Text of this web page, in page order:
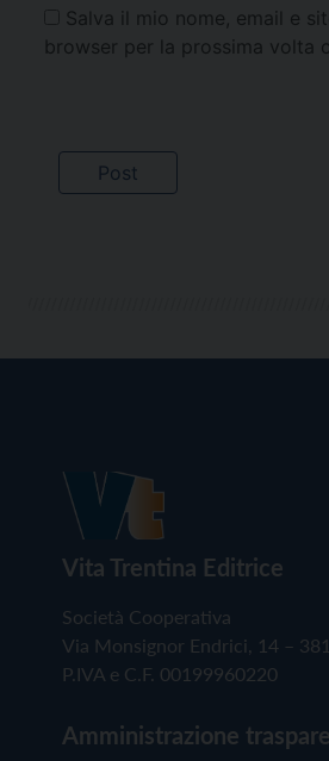
Salva il mio nome, email e
browser per la prossima volta
Vita Trentina Editrice
Società Cooperativa
Via Monsignor Endrici, 14 –
P.IVA e C.F. 00199960220
Amministrazione